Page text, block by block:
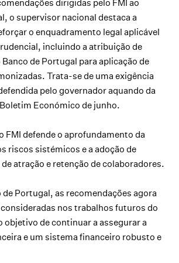
dirigidas pelo FMI ao
o supervisor nacional destaca a
o enquadramento legal aplicável
incluindo a atribuição de
de Portugal para aplicação de
Trata-se de uma exigência
pelo governador aquando da
Económico de junho.
FMI defende o aprofundamento da
riscos sistémicos e a adoção de
atração e retenção de colaboradores.
de Portugal, as recomendações agora
nos trabalhos futuros do
objetivo de continuar a assegurar a
e um sistema financeiro robusto e